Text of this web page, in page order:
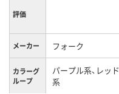
評価
メーカー フォーク
カラーグ
ループ
パープル系、レッド
系